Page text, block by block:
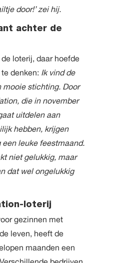
door!’ zei hij.
achter de
loterij, daar hoefde
denken: Ik vind de
mooie stichting. Door
die in november
uitdelen aan
hebben, krijgen
leuke feestmaand.
niet gelukkig, maar
dat wel ongelukkig
loterij
gezinnen met
leven, heeft de
maanden een